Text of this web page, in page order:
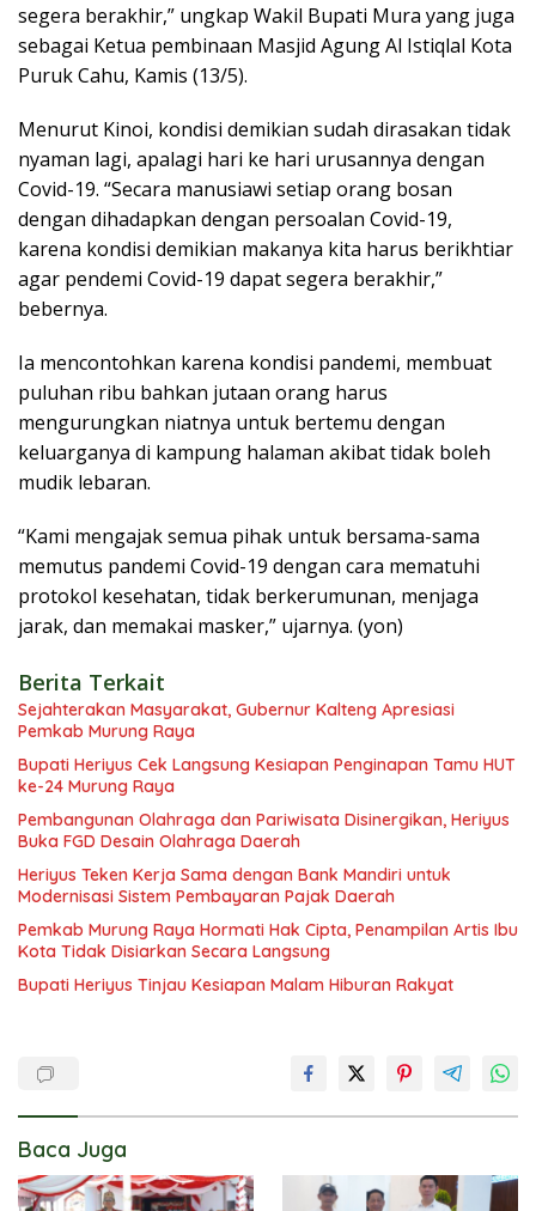
segera berakhir,” ungkap Wakil Bupati Mura yang juga
sebagai Ketua pembinaan Masjid Agung Al Istiqlal Kota
Puruk Cahu, Kamis (13/5).
Menurut Kinoi, kondisi demikian sudah dirasakan tidak
nyaman lagi, apalagi hari ke hari urusannya dengan
Covid-19. “Secara manusiawi setiap orang bosan
dengan dihadapkan dengan persoalan Covid-19,
karena kondisi demikian makanya kita harus berikhtiar
agar pendemi Covid-19 dapat segera berakhir,”
bebernya.
Ia mencontohkan karena kondisi pandemi, membuat
puluhan ribu bahkan jutaan orang harus
mengurungkan niatnya untuk bertemu dengan
keluarganya di kampung halaman akibat tidak boleh
mudik lebaran.
“Kami mengajak semua pihak untuk bersama-sama
memutus pandemi Covid-19 dengan cara mematuhi
protokol kesehatan, tidak berkerumunan, menjaga
jarak, dan memakai masker,” ujarnya. (yon)
Berita Terkait
Sejahterakan Masyarakat, Gubernur Kalteng Apresiasi
Pemkab Murung Raya
Bupati Heriyus Cek Langsung Kesiapan Penginapan Tamu HUT
ke-24 Murung Raya
Pembangunan Olahraga dan Pariwisata Disinergikan, Heriyus
Buka FGD Desain Olahraga Daerah
Heriyus Teken Kerja Sama dengan Bank Mandiri untuk
Modernisasi Sistem Pembayaran Pajak Daerah
Pemkab Murung Raya Hormati Hak Cipta, Penampilan Artis Ibu
Kota Tidak Disiarkan Secara Langsung
Bupati Heriyus Tinjau Kesiapan Malam Hiburan Rakyat
Baca Juga